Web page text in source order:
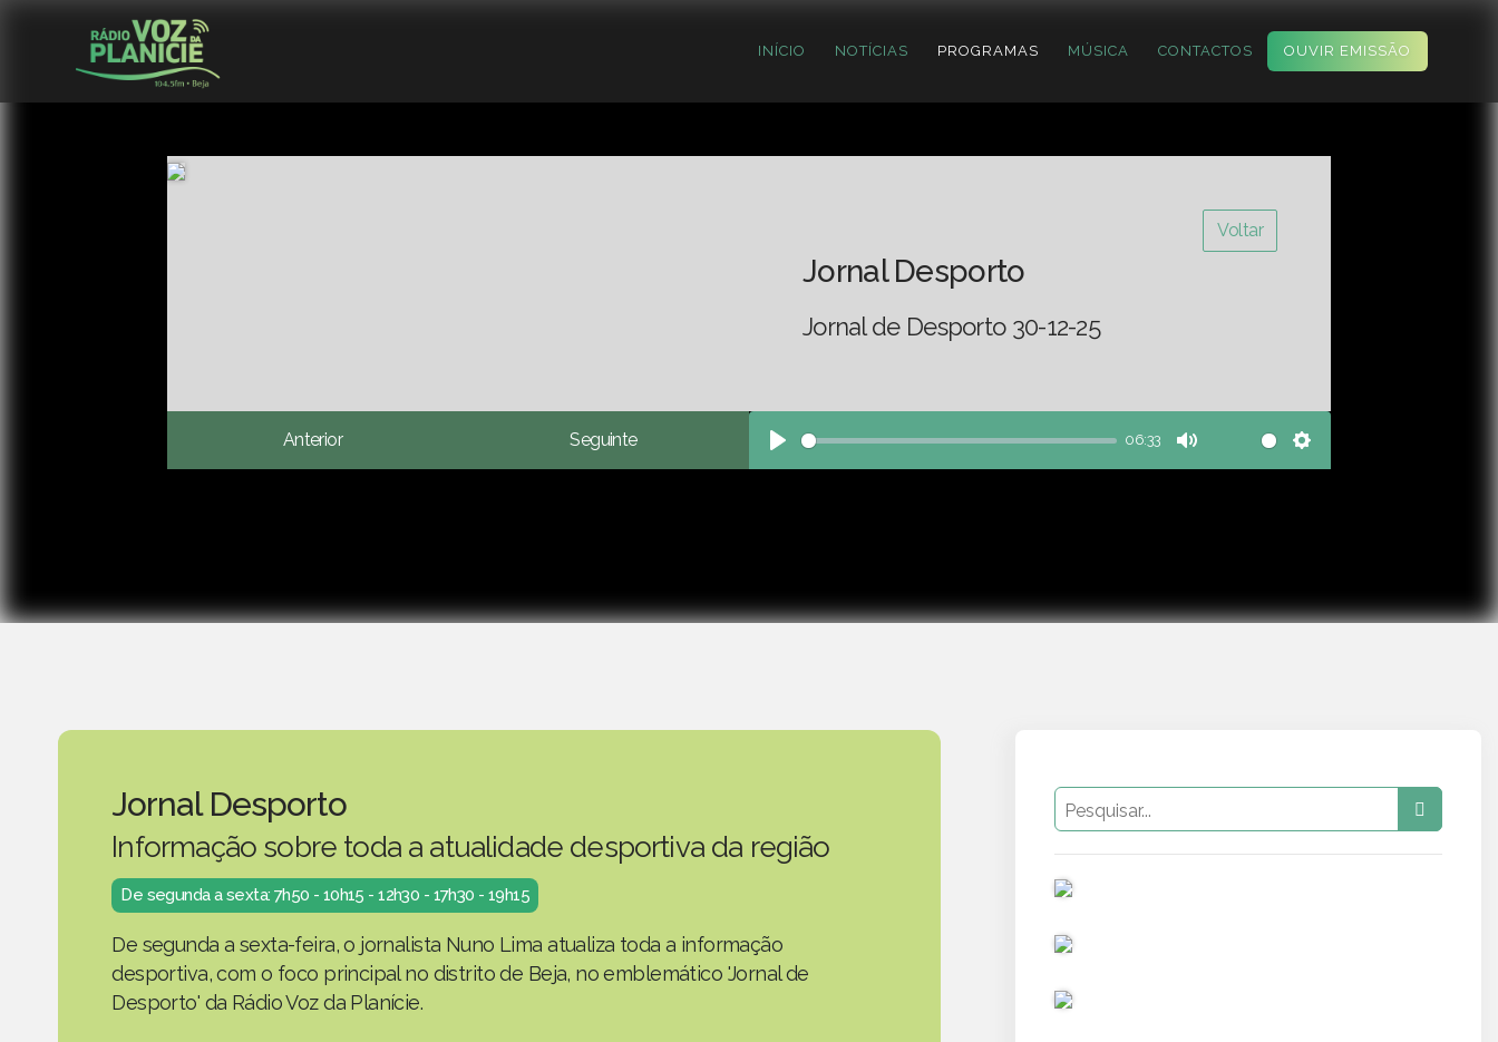
INÍCIO NOTÍCIAS PROGRAMAS MÚSICA CONTACTOS OUVIR EMISSÃO
Voltar
Jornal Desporto
Jornal de Desporto 30-12-25
Anterior Seguinte
Play
06:33
Mute Settings
Jornal Desporto
Informação sobre toda a atualidade desportiva da região
De segunda a sexta: 7h50 - 10h15 - 12h30 - 17h30 - 19h15
De segunda a sexta-feira, o jornalista Nuno Lima atualiza toda a informação
desportiva, com o foco principal no distrito de Beja, no emblemático 'Jornal de
Desporto' da Rádio Voz da Planície.